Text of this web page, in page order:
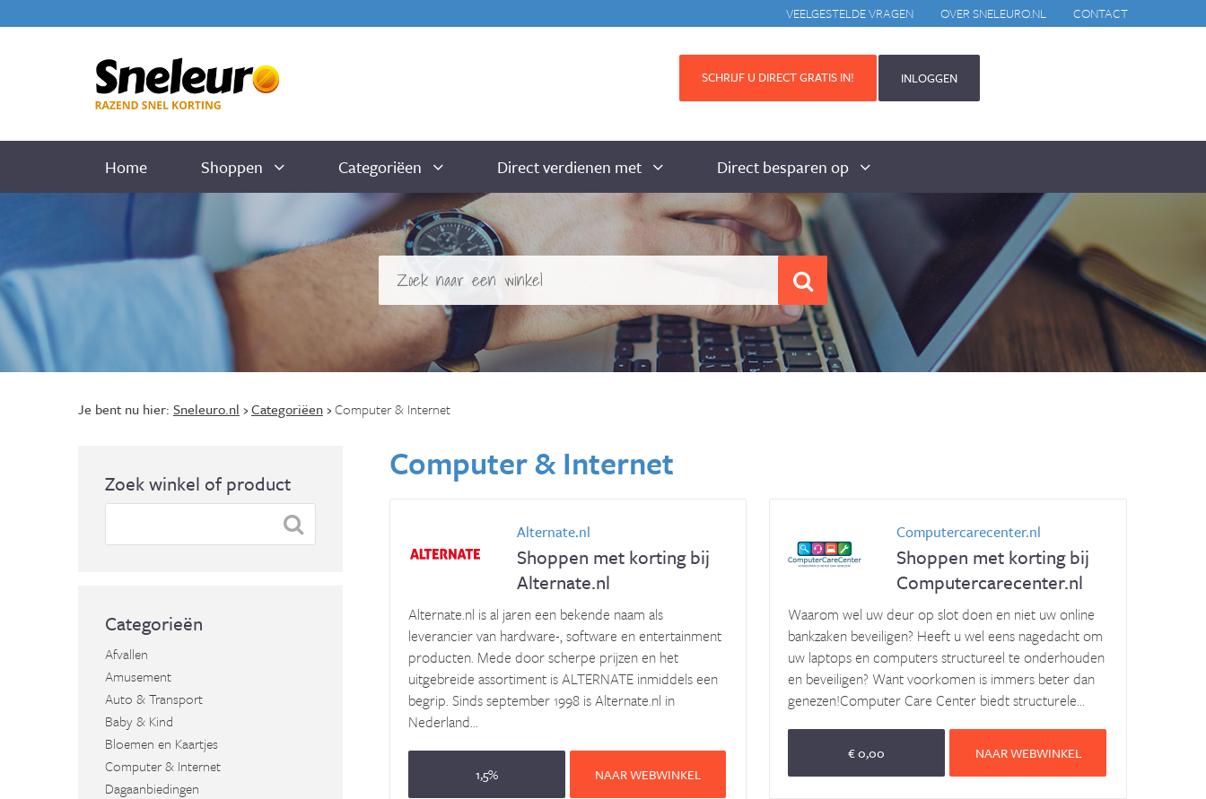
CONTACT
OVER SNELEURO.NL
VEELGESTELDE VRAGEN
SCHRIJF U DIRECT GRATIS IN! INLOGGEN
Home Shoppen Categoriëen Direct verdienen met Direct besparen op
Je bent nu hier: Sneleuro.nl ›Categoriëen›Computer & Internet
Zoek winkel of product
Categorieën
Afvallen
Amusement
Auto & Transport
Baby & Kind
Bloemen en Kaartjes
Computer & Internet
Dagaanbiedingen
Computer & Internet
Alternate.nl
Shoppen met korting bij
Alternate.nl
Alternate.nl is al jaren een bekende naam als
leverancier van hardware-, software en entertainment
producten. Mede door scherpe prijzen en het
uitgebreide assortiment is ALTERNATE inmiddels een
begrip. Sinds september 1998 is Alternate.nl in
Nederland...
1,5% NAAR WEBWINKEL
Computercarecenter.nl
Shoppen met korting bij
Computercarecenter.nl
Waarom wel uw deur op slot doen en niet uw online
bankzaken beveiligen? Heeft u wel eens nagedacht om
uw laptops en computers structureel te onderhouden
en beveiligen? Want voorkomen is immers beter dan
genezen!Computer Care Center biedt structurele...
€ 0,00 NAAR WEBWINKEL